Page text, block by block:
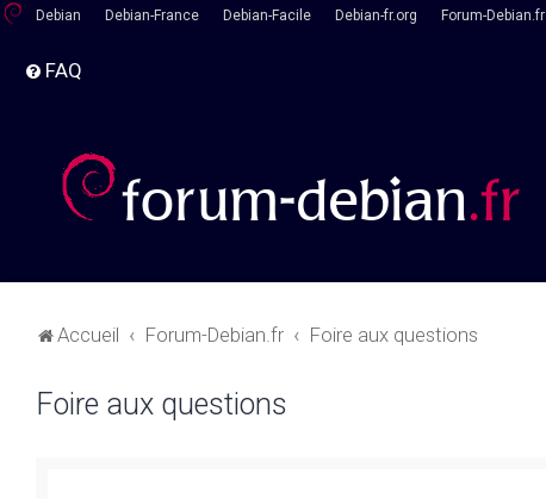
Debian Debian-France Debian-Facile Debian-fr.org Forum-Debian.fr
FAQ
Accueil Forum-Debian.fr Foire aux questions
Foire aux questions